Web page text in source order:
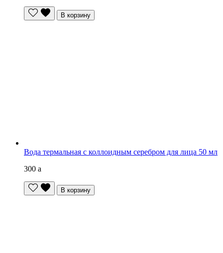
В корзину
Вода термальная с коллоидным серебром для лица 50 мл
300 a
В корзину